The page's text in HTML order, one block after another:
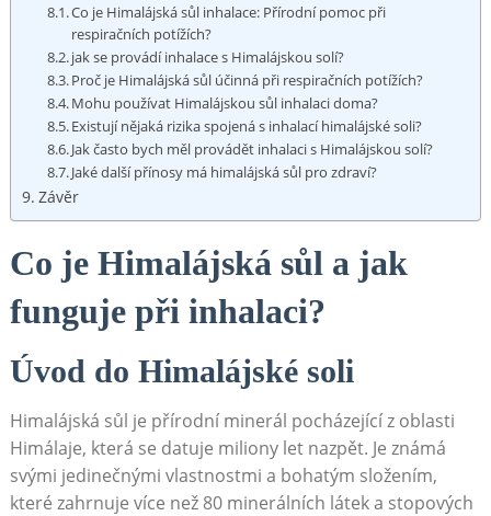
Co je Himalájská sůl inhalace: Přírodní pomoc při
respiračních potížích?
jak se provádí inhalace s Himalájskou solí?
Proč je Himalájská sůl účinná při respiračních potížích?
Mohu používat Himalájskou sůl inhalaci doma?
Existují nějaká rizika spojená s inhalací himalájské soli?
Jak často bych měl provádět inhalaci s Himalájskou solí?
Jaké další přínosy má himalájská sůl pro zdraví?
Závěr
Co je Himalájská sůl a jak
funguje při inhalaci?
Úvod do Himalájské soli
Himalájská sůl je přírodní minerál pocházející z oblasti
Himálaje, která se datuje miliony let nazpět. Je známá
svými jedinečnými vlastnostmi a bohatým složením,
které zahrnuje více než 80 minerálních látek a stopových